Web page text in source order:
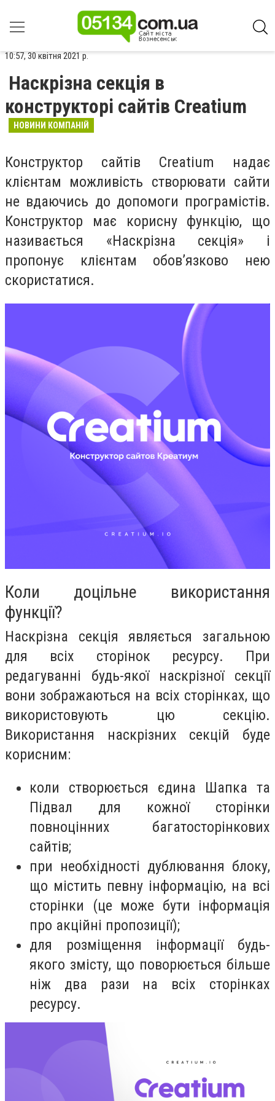
10:57, 30 квітня 2021 р.
Наскрізна секція в
конструкторі сайтів Creatium
НОВИНИ КОМПАНІЙ
Конструктор сайтів Creatium надає
клієнтам можливість створювати сайти
не вдаючись до допомоги програмістів.
Конструктор має корисну функцію, що
називається «Наскрізна секція» і
пропонує клієнтам обов’язково нею
скористатися.
Коли доцільне використання
функції?
Наскрізна секція являється загальною
для всіх сторінок ресурсу. При
редагуванні будь-якої наскрізної секції
вони зображаються на всіх сторінках, що
використовують цю секцію.
Використання наскрізних секцій буде
корисним:
коли створюється єдина Шапка та
Підвал для кожної сторінки
повноцінних багатосторінкових
сайтів;
при необхідності дублювання блоку,
що містить певну інформацію, на всі
сторінки (це може бути інформація
про акційні пропозиції);
для розміщення інформації будь-
якого змісту, що поворюється більше
ніж два рази на всіх сторінках
ресурсу.